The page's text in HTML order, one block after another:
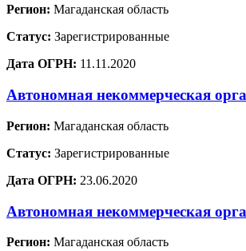
Регион: Магаданская область
Статус: Зарегистрированные
Дата ОГРН: 11.11.2020
Автономная некоммерческая
Регион: Магаданская область
Статус: Зарегистрированные
Дата ОГРН: 23.06.2020
Автономная некоммерческая
Регион: Магаданская область